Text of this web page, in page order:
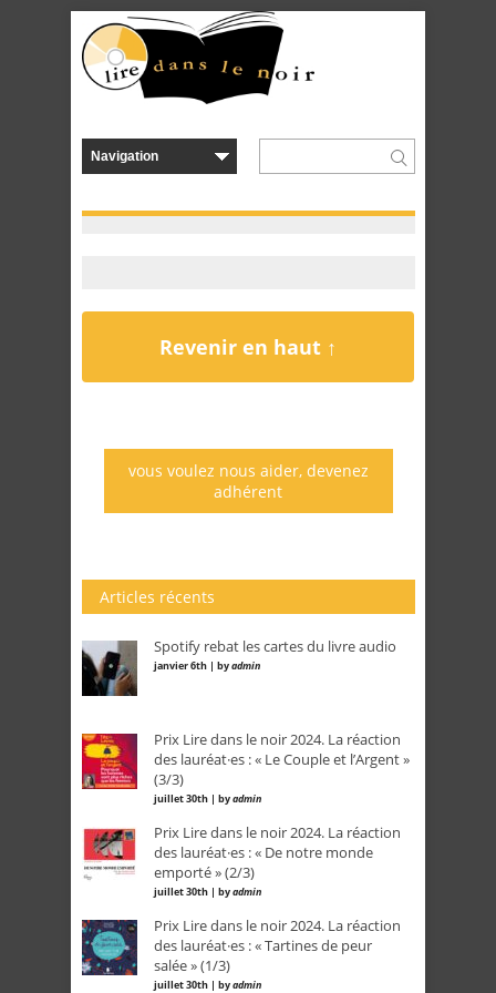
Revenir en haut ↑
vous voulez nous aider, devenez
adhérent
Articles récents
Spotify rebat les cartes du livre audio
janvier 6th | byadmin
Prix Lire dans le noir 2024. La réaction
des lauréat·es : « Le Couple et l’Argent »
(3/3)
juillet 30th | byadmin
Prix Lire dans le noir 2024. La réaction
des lauréat·es : « De notre monde
emporté » (2/3)
juillet 30th | byadmin
Prix Lire dans le noir 2024. La réaction
des lauréat·es : « Tartines de peur
salée » (1/3)
juillet 30th | byadmin